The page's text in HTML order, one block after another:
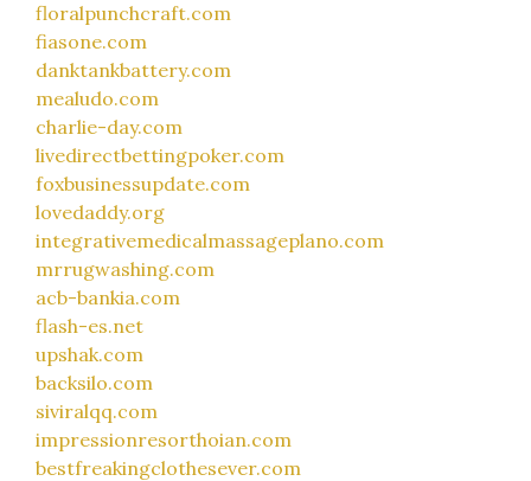
floralpunchcraft.com
fiasone.com
danktankbattery.com
mealudo.com
charlie-day.com
livedirectbettingpoker.com
foxbusinessupdate.com
lovedaddy.org
integrativemedicalmassageplano.com
mrrugwashing.com
acb-bankia.com
flash-es.net
upshak.com
backsilo.com
siviralqq.com
impressionresorthoian.com
bestfreakingclothesever.com